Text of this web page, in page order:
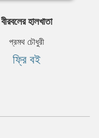
বীরবলের হালখাতা
প্রমথ চৌধুরী
ফ্রি বই